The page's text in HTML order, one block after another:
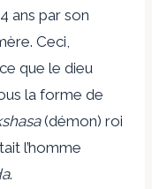
ans par son
Ceci,
que le dieu
la forme de
(démon) roi
l’homme
.